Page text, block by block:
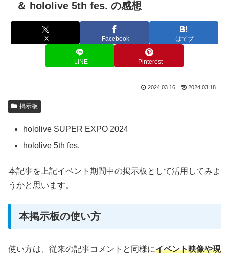
＆ hololive 5th fes. の感想
X Facebook はてブ
LINE Pinterest
2024.03.16 2024.03.18
掲示板
hololive SUPER EXPO 2024
hololive 5th fes.
本記事を上記イベント期間中の掲示板として活用してみよ
うかと思います。
本掲示板の使い方
使い方は、従来の記事コメントと同様にイベント映像や現